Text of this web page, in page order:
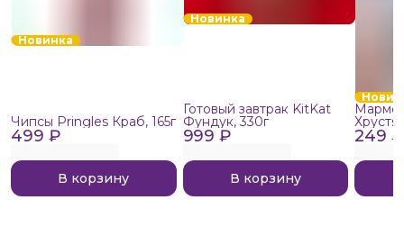
Новинка
499 ₽
Чипсы Pringles Краб, 165г
В корзину
Новинка
999 ₽
Готовый завтрак KitKat
Фундук, 330г
В корзину
249 ₽